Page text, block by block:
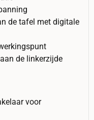
de tafel met digitale
de linkerzijde
voor